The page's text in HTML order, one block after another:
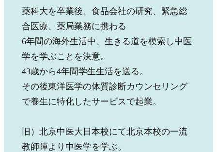
薬科大を卒業後、食品会社の研究、緊急総
合医療、薬局業務に携わる
6年間の海外生活中、生きる道を模索し中医
学を学ぶことを決意。
43歳から4年間学生生活を送る。
その後東洋医学の体質診断カウンセリング
で養生に特化したサービスで起業。
旧）北京中医大日本校にて北京本校の一流
教師陣より中医学を学ぶ。